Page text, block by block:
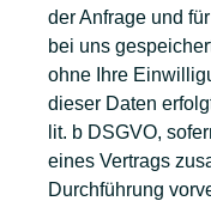
der Anfrage und
bei uns
ohne Ihre
dieser Daten
lit. b DSGVO,
eines Vertrags
Durchführung